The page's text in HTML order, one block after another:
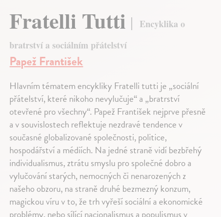
Fratelli Tutti
Encyklika o
bratrství a sociálním přátelství
Papež František
Hlavním tématem encykliky Fratelli tutti je „sociální
přátelství, které nikoho nevylučuje“ a „bratrství
otevřené pro všechny“. Papež František nejprve přesně
a v souvislostech reflektuje nezdravé tendence v
současné globalizované společnosti, politice,
hospodářství a médiích. Na jedné straně vidí bezbřehý
individualismus, ztrátu smyslu pro společné dobro a
vylučování starých, nemocných či nenarozených z
našeho obzoru, na straně druhé bezmezný konzum,
magickou víru v to, že trh vyřeší sociální a ekonomické